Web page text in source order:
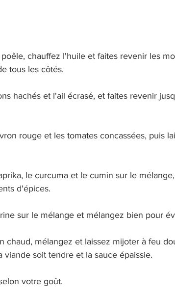
poêle, chauffez l'huile et faites revenir les
tous les côtés.
hachés et l'ail écrasé, et faites revenir
rouge et les tomates concassées, puis
le curcuma et le cumin sur le
d'épices.
sur le mélange et mélangez bien pour
chaud, mélangez et laissez mijoter à feu
viande soit tendre et la sauce épaissie.
votre goût.